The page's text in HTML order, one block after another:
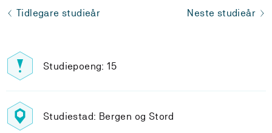
Tidlegare studieår Neste studieår
Studiepoeng: 15
Studiestad: Bergen og Stord